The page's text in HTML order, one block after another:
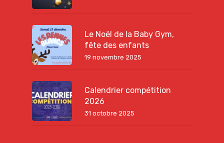
Le Noël de la Baby Gym,
fête des enfants
19 novembre 2025
Calendrier compétition
2026
31 octobre 2025